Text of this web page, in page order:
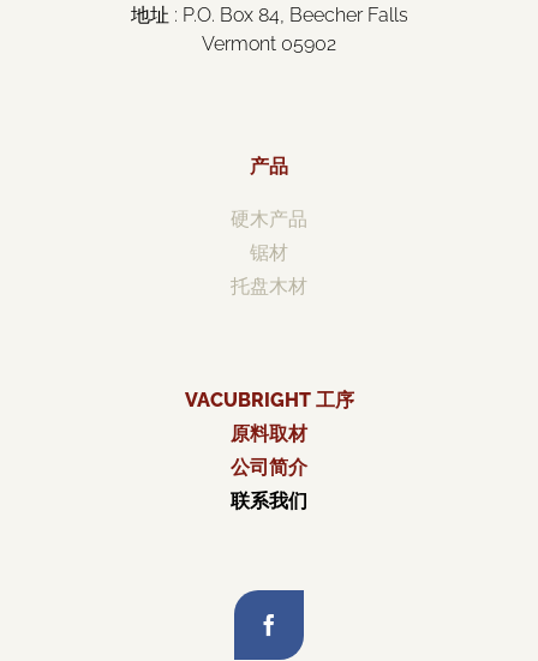
地址 : P.O. Box 84, Beecher Falls
Vermont 05902
产品
硬木产品
锯材
托盘木材
VACUBRIGHT 工序
原料取材
公司简介
联系我们